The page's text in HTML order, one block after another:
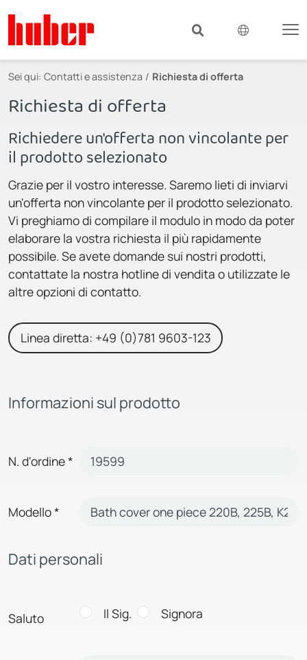
Sei qui: Contatti e assistenza Richiesta di offerta
Richiesta di offerta
Richiedere un'offerta non vincolante per
il prodotto selezionato
Grazie per il vostro interesse. Saremo lieti di inviarvi
un'offerta non vincolante per il prodotto selezionato.
Vi preghiamo di compilare il modulo in modo da poter
elaborare la vostra richiesta il più rapidamente
possibile. Se avete domande sui nostri prodotti,
contattate la nostra hotline di vendita o utilizzate le
altre opzioni di contatto.
Linea diretta: +49 (0)781 9603-123
Informazioni sul prodotto
N. d'ordine*
Modello*
Dati personali
Saluto Il Sig. Signora